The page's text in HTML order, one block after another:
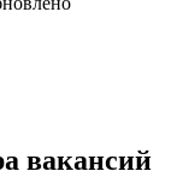
вакансий